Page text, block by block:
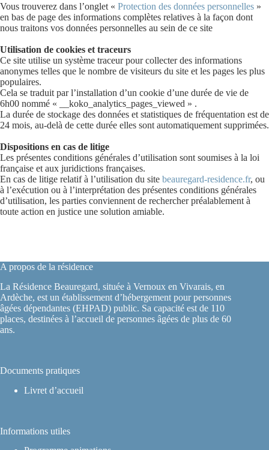
Vous trouverez dans l’onglet « Protection des données personnelles »
en bas de page des informations complètes relatives à la façon dont
nous traitons vos données personnelles au sein de ce site
Utilisation de cookies et traceurs
Ce site utilise un système traceur pour collecter des informations
anonymes telles que le nombre de visiteurs du site et les pages les plus
populaires.
Cela se traduit par l’installation d’un cookie d’une durée de vie de
6h00 nommé « __koko_analytics_pages_viewed » .
La durée de stockage des données et statistiques de fréquentation est de
24 mois, au-delà de cette durée elles sont automatiquement supprimées.
Dispositions en cas de litige
Les présentes conditions générales d’utilisation sont soumises à la loi
française et aux juridictions françaises.
En cas de litige relatif à l’utilisation du site beauregard-residence.fr, ou
à l’exécution ou à l’interprétation des présentes conditions générales
d’utilisation, les parties conviennent de rechercher préalablement à
toute action en justice une solution amiable.
A propos de la résidence
La Résidence Beauregard, située à Vernoux en Vivarais, en
Ardèche, est un établissement d’hébergement pour personnes
âgées dépendantes (EHPAD) public. Sa capacité est de 110
places, destinées à l’accueil de personnes âgées de plus de 60
ans.
Documents pratiques
Livret d’accueil
Informations utiles